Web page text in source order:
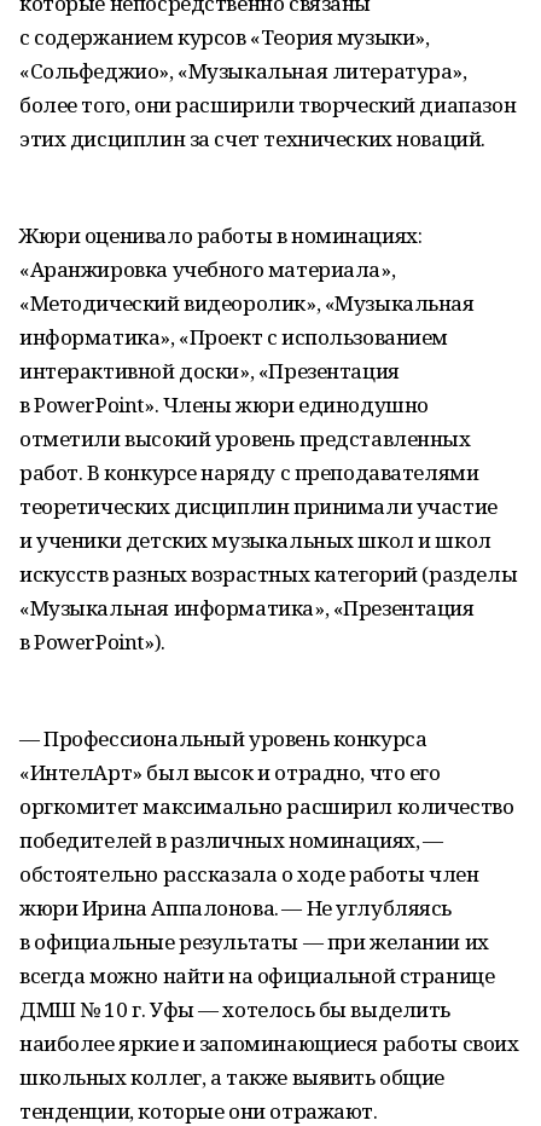
с содержанием курсов «Теория музыки»,
«Сольфеджио», «Музыкальная литература»,
более того, они расширили творческий диапазон
этих дисциплин за счет технических новаций.
Жюри оценивало работы в номинациях:
«Аранжировка учебного материала»,
«Методический видеоролик», «Музыкальная
информатика», «Проект с использованием
интерактивной доски», «Презентация
в PowerPoint». Члены жюри единодушно
отметили высокий уровень представленных
работ. В конкурсе наряду с преподавателями
теоретических дисциплин принимали участие
и ученики детских музыкальных школ и школ
искусств разных возрастных категорий (разделы
«Музыкальная информатика», «Презентация
в PowerPoint»).
— Профессиональный уровень конкурса
«ИнтелАрт» был высок и отрадно, что его
оргкомитет максимально расширил количество
победителей в различных номинациях, —
обстоятельно рассказала о ходе работы член
жюри Ирина Аппалонова. — Не углубляясь
в официальные результаты — при желании их
всегда можно найти на официальной странице
ДМШ № 10 г. Уфы — хотелось бы выделить
наиболее яркие и запоминающиеся работы своих
школьных коллег, а также выявить общие
тенденции, которые они отражают.